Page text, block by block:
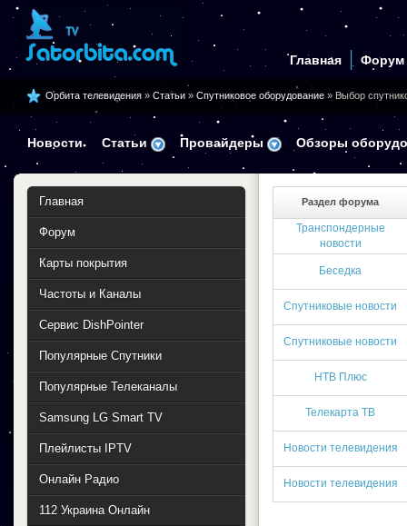
Главная Форум
Орбита телевидения » Статьи » Спутниковое оборудование » Выбор
Новости Статьи Провайдеры Обзоры
Раздел форума
Транспондерные
новости
Беседка
Спутниковые новости
Спутниковые новости
НТВ Плюс
Телекарта ТВ
Новости телевидения
Новости телевидения
Главная
Форум
Карты покрытия
Частоты и Каналы
Сервис DishPointer
Популярные Спутники
Популярные Телеканалы
Samsung LG Smart TV
Плейлисты IPTV
Онлайн Радио
112 Украина Онлайн